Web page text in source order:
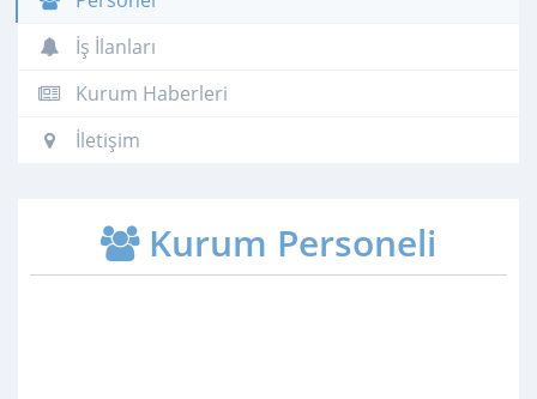
İş İlanları
Kurum Haberleri
İletişim
Kurum Personeli